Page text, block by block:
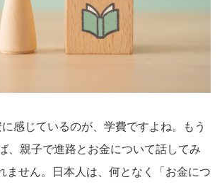
感じているのが、学費ですよね。もう
、親子で進路とお金について話してみ
ません。日本人は、何となく「お金につ